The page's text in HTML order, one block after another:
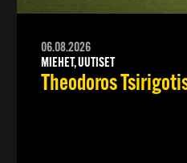
06.08.2026
MIEHET, UUTISET
Theodoros